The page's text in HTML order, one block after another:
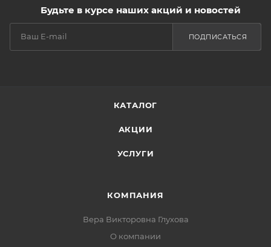
Будьте в курсе наших акций и новостей
ПОДПИСАТЬСЯ
КАТАЛОГ
АКЦИИ
УСЛУГИ
КОМПАНИЯ
Вера Викторовна Глухова
О компании